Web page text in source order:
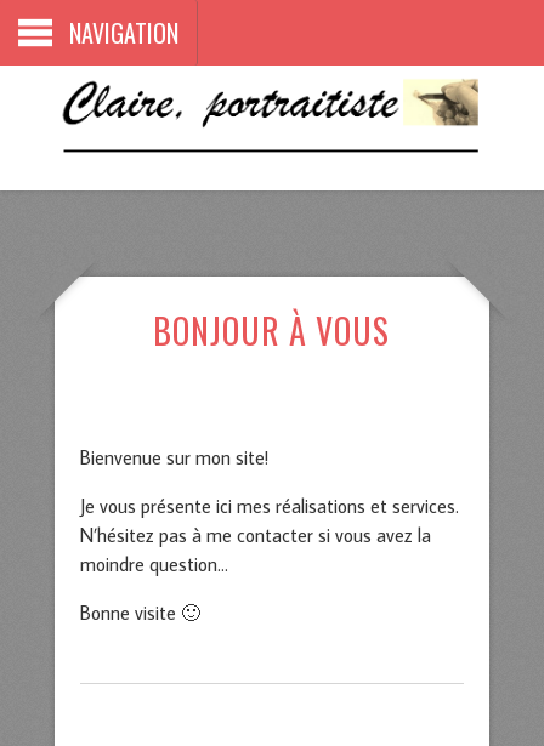
NAVIGATION
BONJOUR À VOUS
Bienvenue sur mon site!
Je vous présente ici mes réalisations et services.
N’hésitez pas à me contacter si vous avez la
moindre question…
Bonne visite 🙂